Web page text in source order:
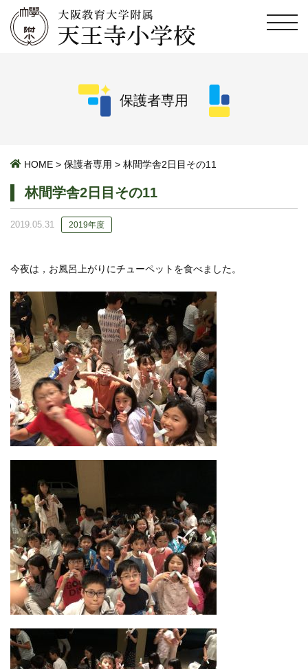
保護者専用
HOME > 保護者専用 > 林間学舎2日目その11
林間学舎2日目その11
2019.05.31 2019年度
今夜は，お風呂上がりにチューペットを食べました。